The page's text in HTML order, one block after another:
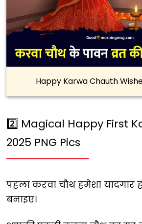
Happy Karwa Chauth
2️⃣ Magical Happy First
2025 PNG Pics
पहला करवा चौथ हमेशा यादगार
बनाइए।